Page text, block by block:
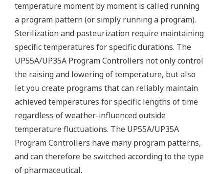
temperature moment by moment is called running
a program pattern (or simply running a program).
Sterilization and pasteurization require maintaining
specific temperatures for specific durations. The
UP55A/UP35A Program Controllers not only control
the raising and lowering of temperature, but also
let you create programs that can reliably maintain
achieved temperatures for specific lengths of time
regardless of weather-influenced outside
temperature fluctuations. The UP55A/UP35A
Program Controllers have many program patterns,
and can therefore be switched according to the type
of pharmaceutical.